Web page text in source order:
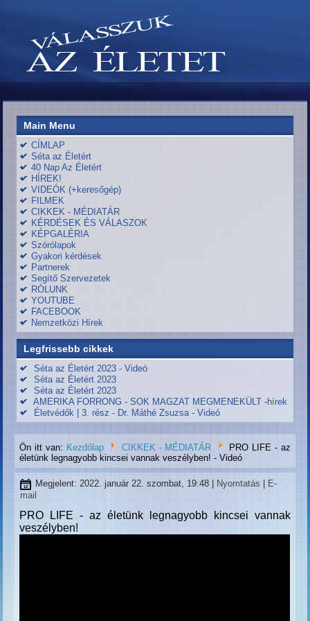
Main Menu
CÍMLAP
Séta az Életért
40 Nap Az Életért
HÍREK!
VIDEÓK (+keresőgép)
FILMEK
CIKKEK - MÉDIATÁR
KÉRDÉSEK ÉS VÁLASZOK
KÉPGALÉRIA
Szórólapok
Gyakori kérdések
Partnerek
Segítő Szervezetek
RÓLUNK
YOUTUBE
FACEBOOK
Nemzetközi Hírek
Legfrissebb cikkek
Séta az Életért 2023 - Videó
Séta az Életért 2023
Séta az Életért 2023
AMERIKA FORRONG - SOK MAGZAT MEGMENEKÜLT -hírek
Életvédők | 3. rész - Dr. Máthé Zsuzsa - Videó
Ön itt van: Kezdőlap CIKKEK - MÉDIATÁR
PRO LIFE - az
életünk legnagyobb kincsei vannak veszélyben! - Videó
Megjelent: 2022. január 22. szombat, 19:48 Nyomtatás
E-
mail
PRO LIFE - az életünk legnagyobb kincsei vannak
veszélyben!